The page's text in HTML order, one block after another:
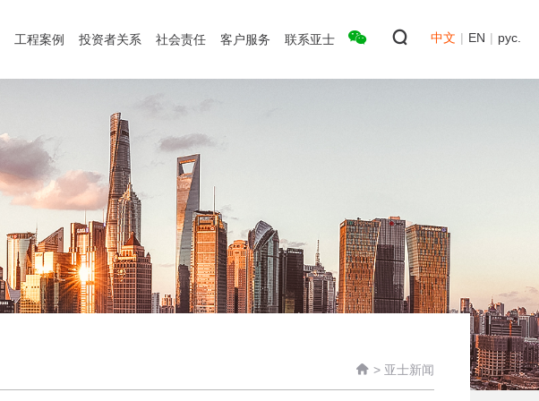
工程案例 投资者关系 社会责任 客户服务 联系亚士 中文 | EN | рус.
 > 亚士新闻